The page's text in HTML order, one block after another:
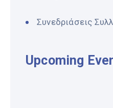
Συνεδριάσεις
Upcoming